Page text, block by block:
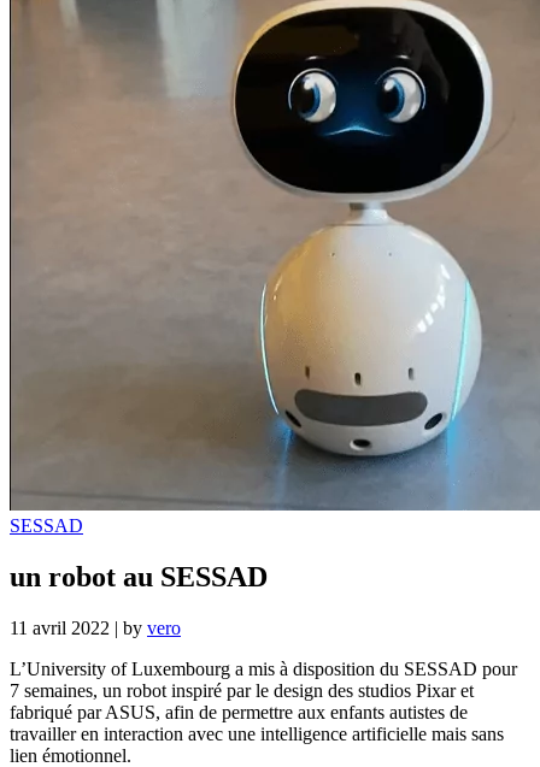
SESSAD
un robot au SESSAD
11 avril 2022 | by vero
L’University of Luxembourg a mis à disposition du SESSAD pour
7 semaines, un robot inspiré par le design des studios Pixar et
fabriqué par ASUS, afin de permettre aux enfants autistes de
travailler en interaction avec une intelligence artificielle mais sans
lien émotionnel.